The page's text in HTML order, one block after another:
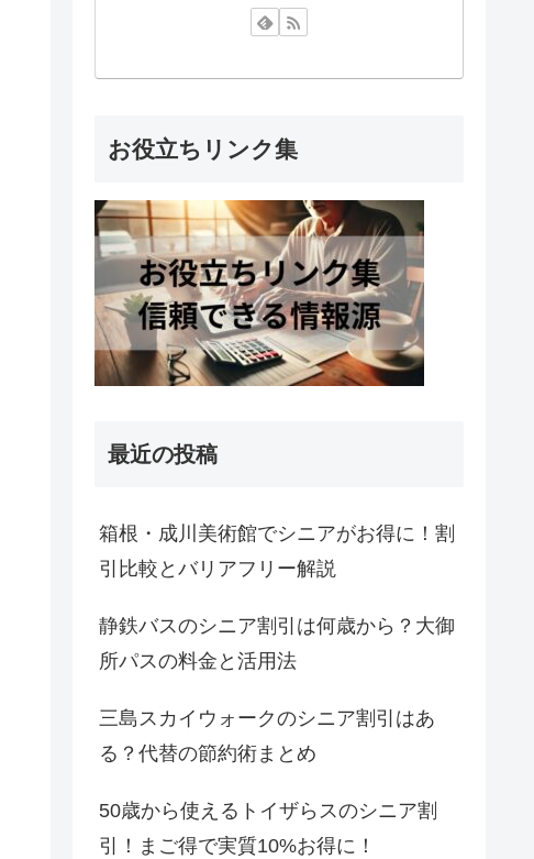
お役立ちリンク集
最近の投稿
箱根・成川美術館でシニアがお得に！割
引比較とバリアフリー解説
静鉄バスのシニア割引は何歳から？大御
所パスの料金と活用法
三島スカイウォークのシニア割引はあ
る？代替の節約術まとめ
50歳から使えるトイザらスのシニア割
引！まご得で実質10%お得に！